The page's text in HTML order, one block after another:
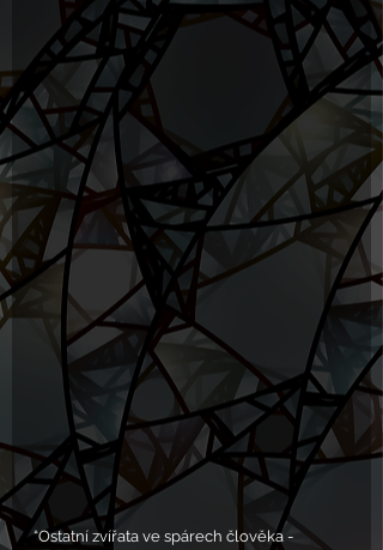
“Ostatní zvířata ve spárech člověka -